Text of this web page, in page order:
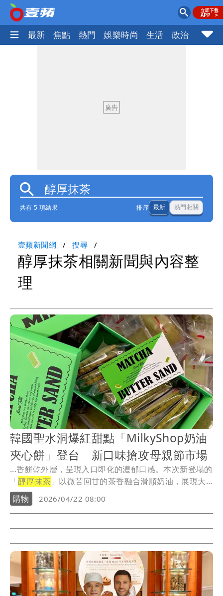
最新 焦點 熱門 娛樂時尚 生活 政治 社會
共有 5 項結果 排序 最新 熱門相關
壹蘋新聞網 搜尋
醇厚抹茶相關新聞與內容整
理
韓國聖水洞爆紅甜點「MilkyShop奶油
夾心餅」登台 新口味搶攻母親節市場
...香餅乾外層，呈現入口即化的濃郁口感。本次新登場的
「醇厚抹茶 」以微苦回甘的茶香融合滑順奶油，展現大
人系...
購物 2026/04/22 08:00